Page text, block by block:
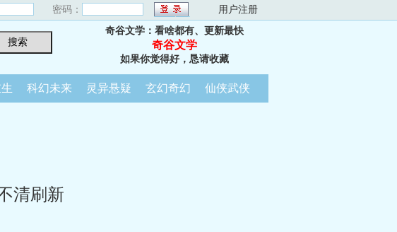
密码： 用户注册
奇谷文学：看啥都有、更新最快
奇谷文学
如果你觉得好，恳请收藏
科幻未来 灵异悬疑 玄幻奇幻 仙侠武侠
清刷新